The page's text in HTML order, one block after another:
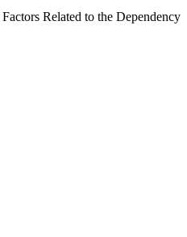
Related to the Dependency